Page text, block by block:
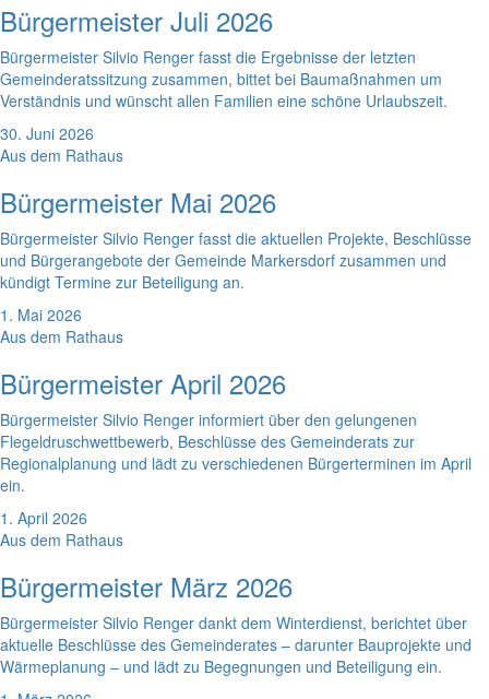
Bürgermeister Juli 2026
Bürgermeister Silvio Renger fasst die Ergebnisse der letzten
Gemeinderatssitzung zusammen, bittet bei Baumaßnahmen um
Verständnis und wünscht allen Familien eine schöne Urlaubszeit.
30. Juni 2026
Aus dem Rathaus
Bürgermeister Mai 2026
Bürgermeister Silvio Renger fasst die aktuellen Projekte, Beschlüsse
und Bürgerangebote der Gemeinde Markersdorf zusammen und
kündigt Termine zur Beteiligung an.
1. Mai 2026
Aus dem Rathaus
Bürgermeister April 2026
Bürgermeister Silvio Renger informiert über den gelungenen
Flegeldruschwettbewerb, Beschlüsse des Gemeinderats zur
Regionalplanung und lädt zu verschiedenen Bürgerterminen im April
ein.
1. April 2026
Aus dem Rathaus
Bürgermeister März 2026
Bürgermeister Silvio Renger dankt dem Winterdienst, berichtet über
aktuelle Beschlüsse des Gemeinderates – darunter Bauprojekte und
Wärmeplanung – und lädt zu Begegnungen und Beteiligung ein.